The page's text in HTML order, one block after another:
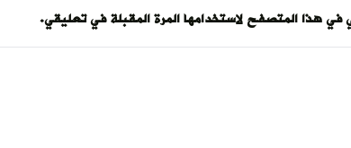
في هذا المتصفح لاستخدامها المرة المقبلة في تعليقي.